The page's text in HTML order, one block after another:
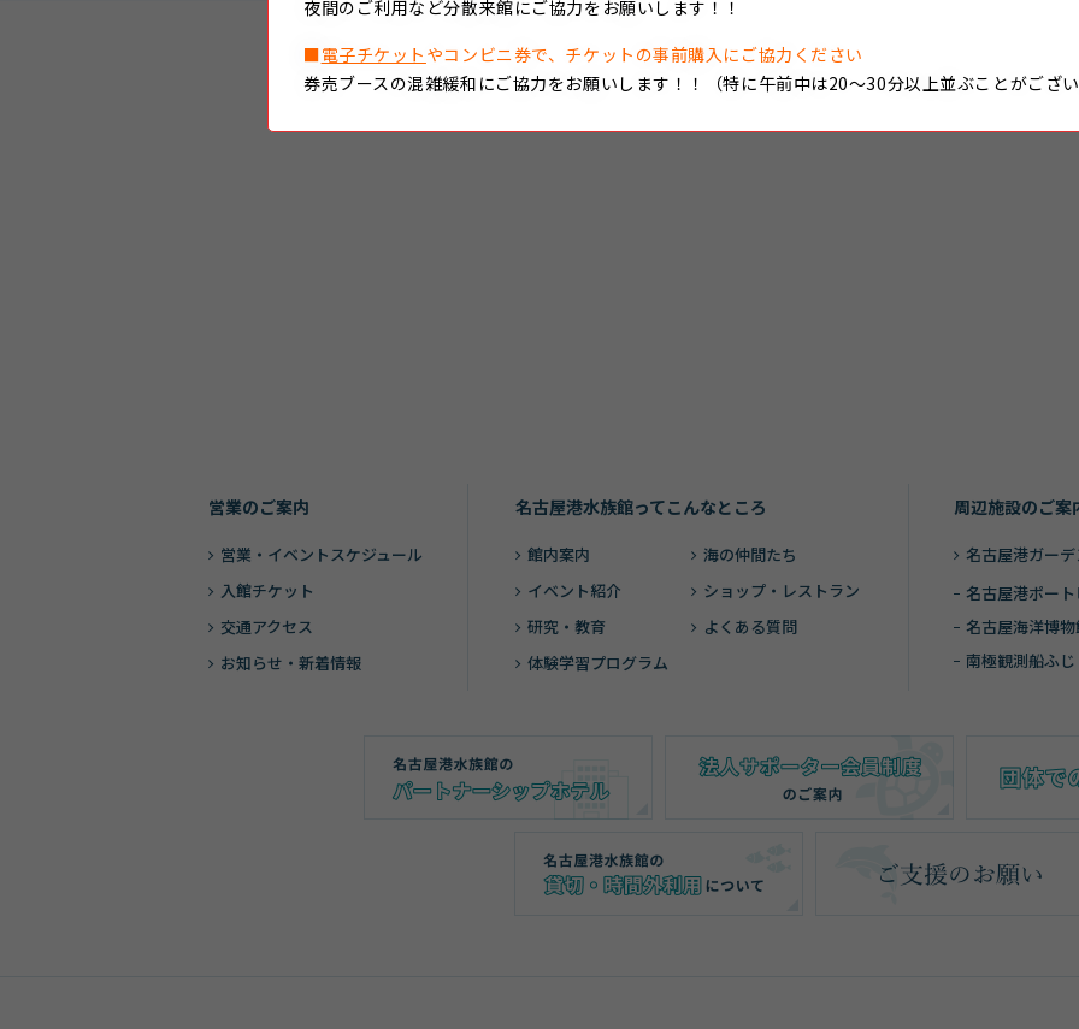
営業のご案内
営業・ イベントスケジュール
入館チケット
交通アクセス
お知らせ・新着情報
名古屋港水族館ってこんなところ
館内案内
海の仲間たち
イベント紹介
ショップ・レストラン
研究・教育
よくある質問
体験学習プログラム
周辺施設のご案
名古屋港ガー
名古屋港ポート
名古屋海洋博
南極観測船ふじ
夜間のご利用など分散来館にご協力をお願いします！！
■電子チケット やコンビニ券で、チケットの事前購入にご協力ください
券売ブースの混雑緩和にご協力をお願いします！！（特に午前中は20～30分以上並ぶことがござい